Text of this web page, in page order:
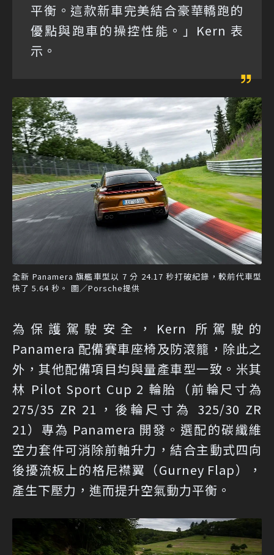
平衡。這款新車完美結合豪華轎跑的
優點與跑車的操控性能。」Kern 表
示。
全新 Panamera 旗艦車型以 7 分 24.17 秒打破紀錄，較前代車型
快了 5.64 秒。 圖／Porsche提供
為保護駕駛安全，Kern 所駕駛的
Panamera 配備賽車座椅及防滾籠，除此之
外，其他配備項目均與量產車型一致。米其
林 Pilot Sport Cup 2 輪胎（前輪尺寸為
275/35 ZR 21，後輪尺寸為 325/30 ZR
21）專為 Panamera 開發。選配的碳纖維
空力套件可消除前軸升力，結合主動式四向
後擾流板上的格尼襟翼（Gurney Flap），
產生下壓力，進而提升空氣動力平衡。